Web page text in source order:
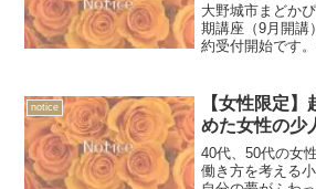
大野城市まどか
期講座（9月開講
約受付開始です
刺やチラシ、は
ンできます。初
大丈夫です。
notice
【女性限定
めた女性の少
40代、50代の女
働き方を考える